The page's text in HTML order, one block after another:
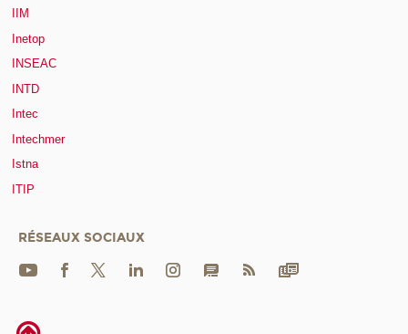
IIM
Inetop
INSEAC
INTD
Intec
Intechmer
Istna
ITIP
RÉSEAUX SOCIAUX